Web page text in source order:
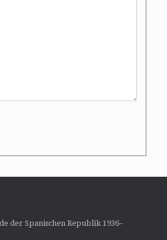
der Spanischen Republik 1936–